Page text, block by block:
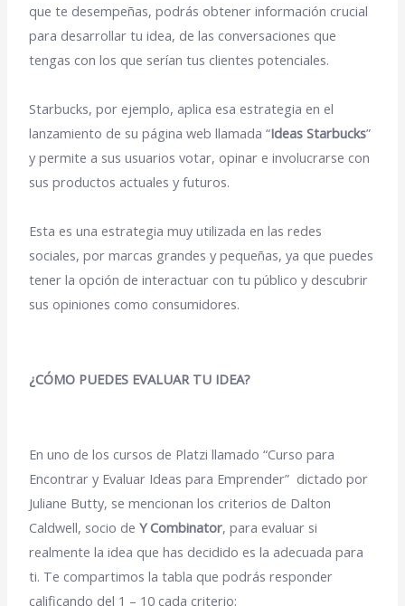
que te desempeñas, podrás obtener información crucial
para desarrollar tu idea, de las conversaciones que
tengas con los que serían tus clientes potenciales.
Starbucks, por ejemplo, aplica esa estrategia en el
lanzamiento de su página web llamada “Ideas Starbucks”
y permite a sus usuarios votar, opinar e involucrarse con
sus productos actuales y futuros.
Esta es una estrategia muy utilizada en las redes
sociales, por marcas grandes y pequeñas, ya que puedes
tener la opción de interactuar con tu público y descubrir
sus opiniones como consumidores.
¿CÓMO PUEDES EVALUAR TU IDEA?
En uno de los cursos de Platzi llamado “Curso para
Encontrar y Evaluar Ideas para Emprender” dictado por
Juliane Butty, se mencionan los criterios de Dalton
Caldwell, socio deY Combinator, para evaluar si
realmente la idea que has decidido es la adecuada para
ti. Te compartimos la tabla que podrás responder
calificando del 1 – 10 cada criterio: